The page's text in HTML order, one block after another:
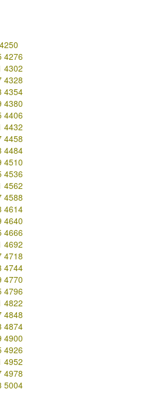
4250
4276
4302
4328
4354
4380
4406
4432
4458
4484
4510
4536
4562
4588
4614
4640
4666
4692
4718
4744
4770
4796
4822
4848
4874
4900
4926
4952
4978
5004